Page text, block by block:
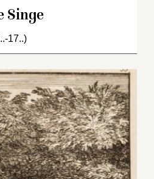
Singe
17..)